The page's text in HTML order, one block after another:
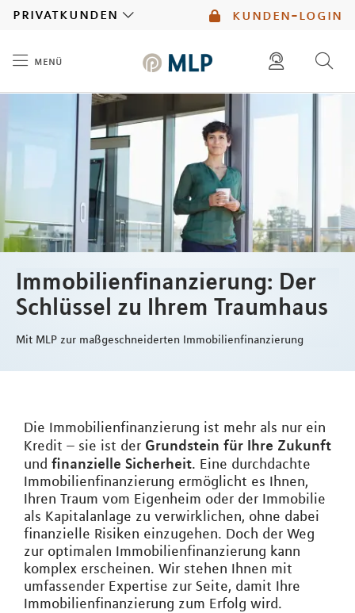
kunden-login
privatkunden
menü
diese website durchsuchen
mlp berater finden
Immobilienfinanzierung: Der
Schlüssel zu Ihrem Traumhaus
Mit MLP zur maßgeschneiderten Immobilienfinanzierung
Die Immobilienfinanzierung ist mehr als nur ein
Kredit – sie ist der Grundstein für Ihre Zukunft
und finanzielle Sicherheit. Eine durchdachte
Immobilienfinanzierung ermöglicht es Ihnen,
Ihren Traum vom Eigenheim oder der Immobilie
als Kapitalanlage zu verwirklichen, ohne dabei
finanzielle Risiken einzugehen. Doch der Weg
zur optimalen Immobilienfinanzierung kann
komplex erscheinen. Wir stehen Ihnen mit
umfassender Expertise zur Seite, damit Ihre
Immobilienfinanzierung zum Erfolg wird.